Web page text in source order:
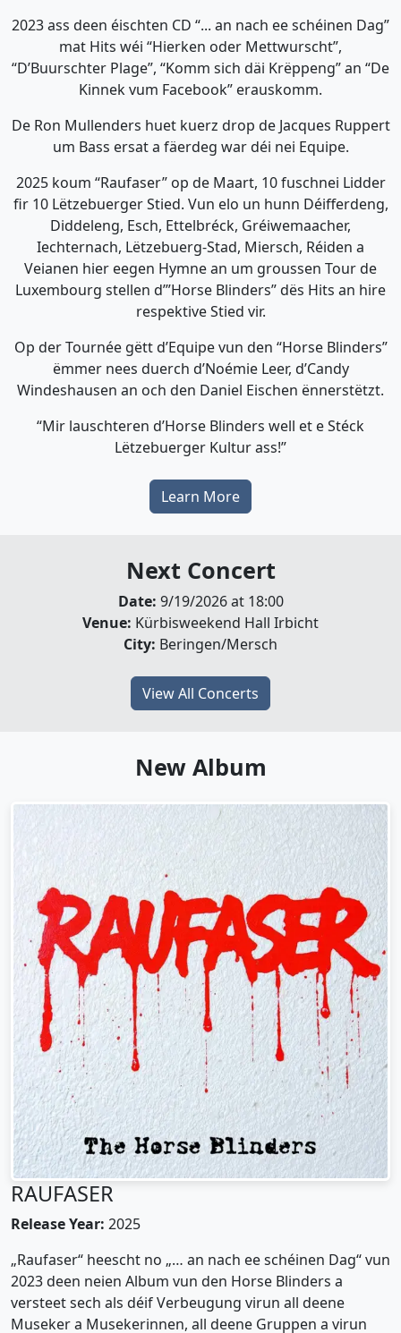
2023 ass deen éischten CD “... an nach ee schéinen Dag”
mat Hits wéi “Hierken oder Mettwurscht”,
“D’Buurschter Plage”, “Komm sich däi Krëppeng” an “De
Kinnek vum Facebook” erauskomm.
De Ron Mullenders huet kuerz drop de Jacques Ruppert
um Bass ersat a fäerdeg war déi nei Equipe.
2025 koum “Raufaser” op de Maart, 10 fuschnei Lidder
fir 10 Lëtzebuerger Stied. Vun elo un hunn Déifferdeng,
Diddeleng, Esch, Ettelbréck, Gréiwemaacher,
Iechternach, Lëtzebuerg-Stad, Miersch, Réiden a
Veianen hier eegen Hymne an um groussen Tour de
Luxembourg stellen d’”Horse Blinders” dës Hits an hire
respektive Stied vir.
Op der Tournée gëtt d’Equipe vun den “Horse Blinders”
ëmmer nees duerch d’Noémie Leer, d’Candy
Windeshausen an och den Daniel Eischen ënnerstëtzt.
“Mir lauschteren d’Horse Blinders well et e Stéck
Lëtzebuerger Kultur ass!”
Learn More
Next Concert
Date: 9/19/2026 at 18:00
Venue: Kürbisweekend Hall Irbicht
City: Beringen/Mersch
View All Concerts
New Album
RAUFASER
Release Year: 2025
„Raufaser“ heescht no „… an nach ee schéinen Dag“ vun
2023 deen neien Album vun den Horse Blinders a
versteet sech als déif Verbeugung virun all deene
Museker a Musekerinnen, all deene Gruppen a virun